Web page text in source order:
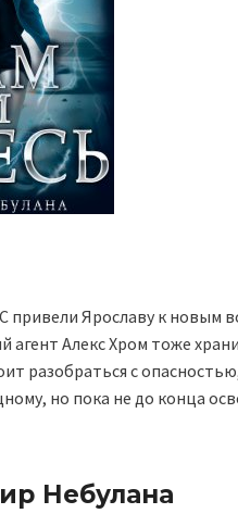
Ярославу к новым
агент Алекс Хром тоже
разобраться с
но пока не до конца
Небулана